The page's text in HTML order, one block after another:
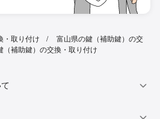
・取り付け
富山県の鍵（補助鍵）の交
（補助鍵）の交換・取り付け